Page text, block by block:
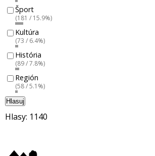
Šport
(181 / 15.9%)
Kultúra
(73 / 6.4%)
História
(89 / 7.8%)
Región
(58 / 5.1%)
Hlasuj
Hlasy: 1140